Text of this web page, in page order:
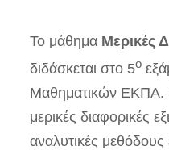
Το μάθημα Μερικές
διδάσκεται στο 5ο
Μαθηματικών ΕΚΠΑ.
μερικές διαφορικές
αναλυτικές